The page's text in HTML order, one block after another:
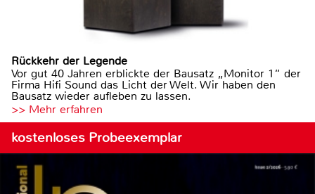
Rückkehr der Legende
Vor gut 40 Jahren erblickte der Bausatz „Monitor 1“ der
Firma Hifi Sound das Licht der Welt. Wir haben den
Bausatz wieder aufleben zu lassen.
>> Mehr erfahren
kostenloses Probeexemplar